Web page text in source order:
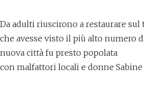
Da adulti riuscirono a restaurare
che avesse visto il più alto numero
nuova città fu presto popolata
con malfattori locali e donne Sabine